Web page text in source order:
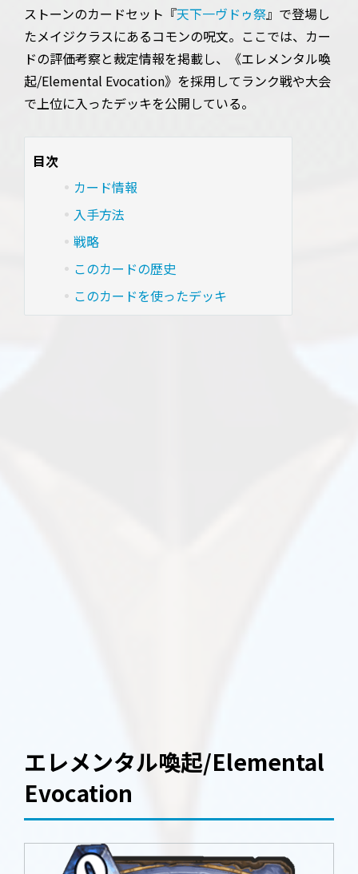
ストーンのカードセット『天下一ヴドゥ祭』で登場し
たメイジクラスにあるコモンの呪文。ここでは、カー
ドの評価考察と裁定情報を掲載し、《エレメンタル喚
起/Elemental Evocation》を採用してランク戦や大会
で上位に入ったデッキを公開している。
目次
カード情報
入手方法
戦略
このカードの歴史
このカードを使ったデッキ
エレメンタル喚起/Elemental
Evocation